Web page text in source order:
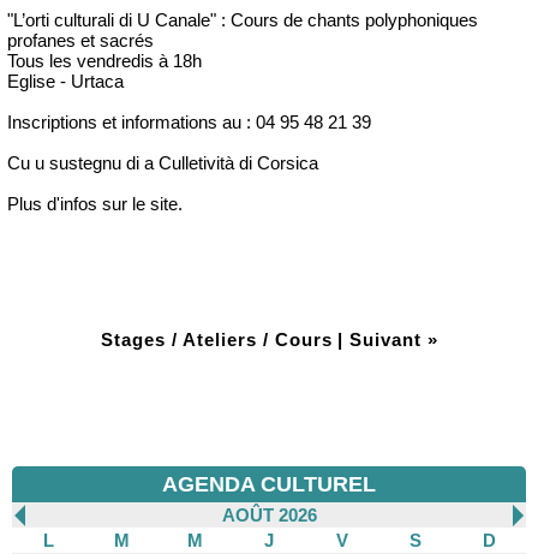
"L’orti culturali di U Canale" : Cours de chants polyphoniques
profanes et sacrés
Tous les vendredis à 18h
Eglise - Urtaca
Inscriptions et informations au : 04 95 48 21 39
Cu u sustegnu di a Culletività di Corsica
Plus d'infos sur le site.
Stages / Ateliers / Cours | Suivant »
AGENDA CULTUREL
AOÛT 2026
L
M M J V S
D